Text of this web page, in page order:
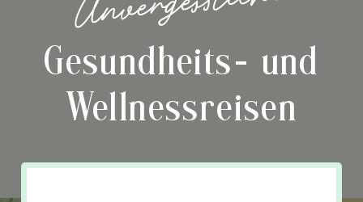
Gesundheits-und
Wellnessreisen